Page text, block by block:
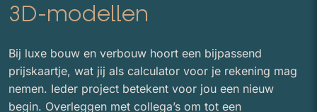
3D-modellen
Bij luxe bouw en verbouw hoort een bijpassend
prijskaartje, wat jij als calculator voor je rekening mag
nemen. Ieder project betekent voor jou een nieuw
begin. Overleggen met collega’s om tot een